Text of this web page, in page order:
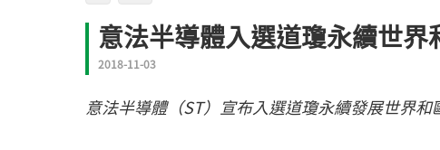
意法半導體入選道瓊永續世界
2018-11-03
意法半導體（ST）宣布入選道瓊永續發展世界